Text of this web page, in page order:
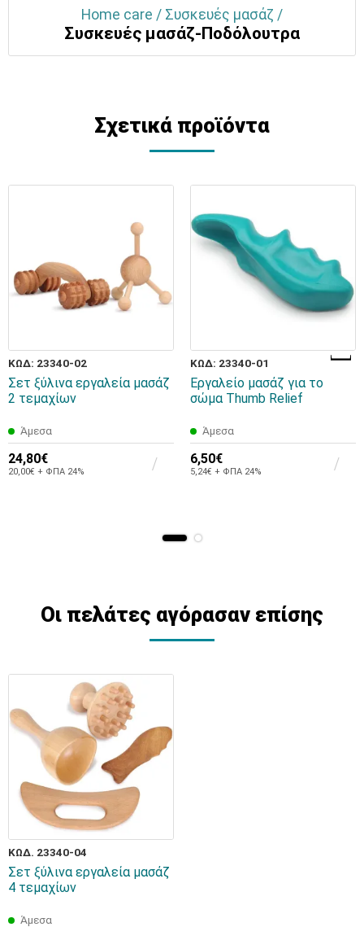
Home care / Συσκευές μασάζ /
Συσκευές μασάζ-Ποδόλουτρα
Σχετικά προϊόντα
ΚΩΔ: 23340-02
Σετ ξύλινα εργαλεία μασάζ
2 τεμαχίων
Άμεσα
24,80€
20,00€ + ΦΠΑ 24%
ΚΩΔ: 23340-01
Εργαλείο μασάζ για το
σώμα Thumb Relief
Άμεσα
6,50€
5,24€ + ΦΠΑ 24%
Οι πελάτες αγόρασαν επίσης
ΚΩΔ. 23340-04
Σετ ξύλινα εργαλεία μασάζ
4 τεμαχίων
Άμεσα